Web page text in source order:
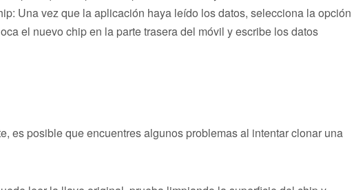
Una vez que la aplicación haya leído los datos, selecciona la opción
el nuevo chip en la parte trasera del móvil y escribe los datos
es posible que encuentres algunos problemas al intentar clonar una